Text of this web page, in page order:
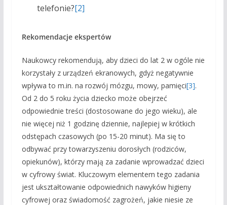
telefonie?[2]
Rekomendacje ekspertów
Naukowcy rekomendują, aby dzieci do lat 2 w ogóle nie
korzystały z urządzeń ekranowych, gdyż negatywnie
wpływa to m.in. na rozwój mózgu, mowy, pamięci[3].
Od 2 do 5 roku życia dziecko może obejrzeć
odpowiednie treści (dostosowane do jego wieku), ale
nie więcej niż 1 godzinę dziennie, najlepiej w krótkich
odstępach czasowych (po 15-20 minut). Ma się to
odbywać przy towarzyszeniu dorosłych (rodziców,
opiekunów), którzy mają za zadanie wprowadzać dzieci
w cyfrowy świat. Kluczowym elementem tego zadania
jest ukształtowanie odpowiednich nawyków higieny
cyfrowej oraz świadomość zagrożeń, jakie niesie ze